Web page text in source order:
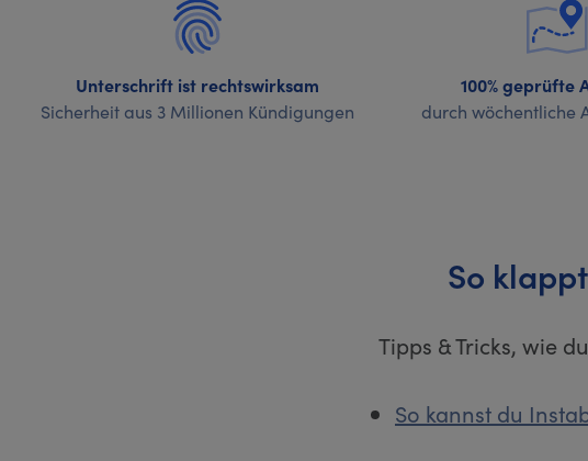
Unterschrift ist rechtswirksam
Sicherheit aus 3 Millionen Kündigungen
100% geprüfte
durch wöchentliche
So
Tipps & Tricks, wie
So kannst du